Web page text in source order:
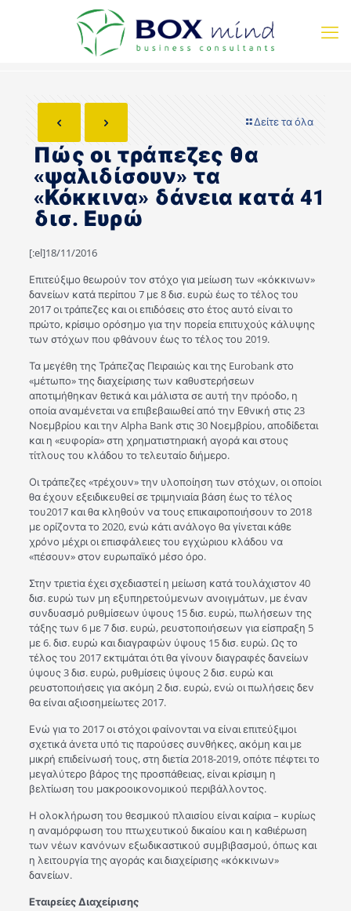
Δείτε τα όλα
Πώς οι τράπεζες θα
«ψαλιδίσουν» τα
«Κόκκινα» δάνεια κατά 41
δισ. Ευρώ
[:el]18/11/2016
Επιτεύξιμο θεωρούν τον στόχο για μείωση των «κόκκινων»
δανείων κατά περίπου 7 με 8 δισ. ευρώ έως το τέλος του
2017 οι τράπεζες και οι επιδόσεις στο έτος αυτό είναι το
πρώτο, κρίσιμο ορόσημο για την πορεία επιτυχούς κάλυψης
των στόχων που φθάνουν έως το τέλος του 2019.
Τα μεγέθη της Τράπεζας Πειραιώς και της Eurobank στο
«μέτωπο» της διαχείρισης των καθυστερήσεων
αποτιμήθηκαν θετικά και μάλιστα σε αυτή την πρόοδο, η
οποία αναμένεται να επιβεβαιωθεί από την Εθνική στις 23
Νοεμβρίου και την Alpha Bank στις 30 Νοεμβρίου, αποδίδεται
και η «ευφορία» στη χρηματιστηριακή αγορά και στους
τίτλους του κλάδου το τελευταίο διήμερο.
Οι τράπεζες «τρέχουν» την υλοποίηση των στόχων, οι οποίοι
θα έχουν εξειδικευθεί σε τριμηνιαία βάση έως το τέλος
του2017 και θα κληθούν να τους επικαιροποιήσουν το 2018
με ορίζοντα το 2020, ενώ κάτι ανάλογο θα γίνεται κάθε
χρόνο μέχρι οι επισφάλειες του εγχώριου κλάδου να
«πέσουν» στον ευρωπαϊκό μέσο όρο.
Στην τριετiα έχει σχεδιαστεί η μείωση κατά τουλάχιστον 40
δισ. ευρώ των μη εξυπηρετούμενων ανοιγμάτων, με έναν
συνδυασμό ρυθμίσεων ύψους 15 δισ. ευρώ, πωλήσεων της
τάξης των 6 με 7 δισ. ευρώ, ρευστοποιήσεων για είσπραξη 5
με 6. δισ. ευρώ και διαγραφών ύψους 15 δισ. ευρώ. Ως το
τέλος του 2017 εκτιμάται ότι θα γίνουν διαγραφές δανείων
ύψους 3 δισ. ευρώ, ρυθμίσεις ύψους 2 δισ. ευρώ και
ρευστοποιήσεις για ακόμη 2 δισ. ευρώ, ενώ οι πωλήσεις δεν
θα είναι αξιοσημείωτες 2017.
Ενώ για το 2017 οι στόχοι φαίνονται να είναι επιτεύξιμοι
σχετικά άνετα υπό τις παρούσες συνθήκες, ακόμη και με
μικρή επιδείνωσή τους, στη διετία 2018-2019, οπότε πέφτει το
μεγαλύτερο βάρος της προσπάθειας, είναι κρίσιμη η
βελτίωση του μακροοικονομικού περιβάλλοντος.
Η ολοκλήρωση του θεσμικού πλαισίου είναι καίρια – κυρίως
η αναμόρφωση του πτωχευτικού δικαίου και η καθιέρωση
των νέων κανόνων εξωδικαστικού συμβιβασμού, όπως και
η λειτουργία της αγοράς και διαχείρισης «κόκκινων»
δανείων.
Εταιρείες Διαχείρισης